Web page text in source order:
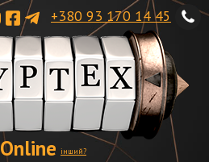
+380 93 170 14 45
Online інший?